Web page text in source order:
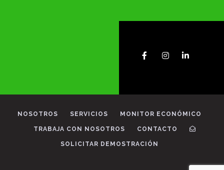
NOSOTROS SERVICIOS MONITOR ECONÓMICO
TRABAJA CON NOSOTROS CONTACTO
SOLICITAR DEMOSTRACIÓN